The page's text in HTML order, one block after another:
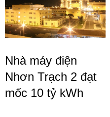
Nhà máy điện
Nhơn Trạch 2 đạt
mốc 10 tỷ kWh